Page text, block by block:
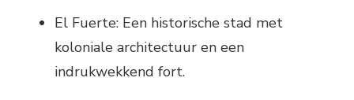
El Fuerte: Een historische stad met
koloniale architectuur en een
indrukwekkend fort.